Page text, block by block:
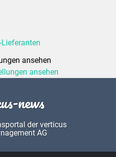
ansehen
ansehen
news
der verticus
AG